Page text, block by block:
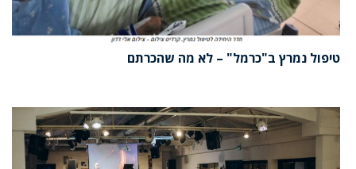
טיפול נמרץ ב"כרמל" – לא מה שהכרתם